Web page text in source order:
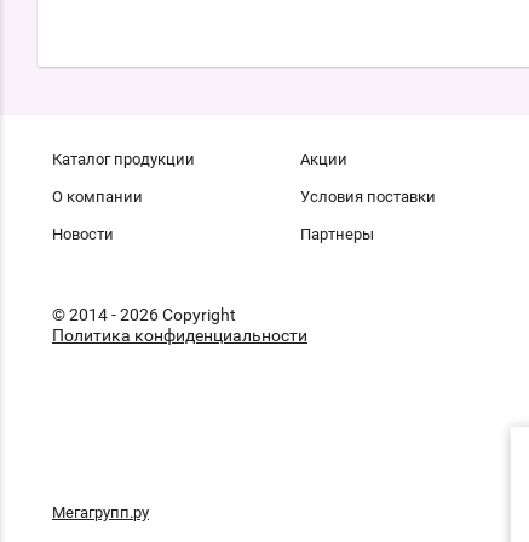
Каталог продукции
О компании
Новости
Акции
Условия поставки
Партнеры
© 2014 - 2026 Copyright
Политика конфиденциальности
Мегагрупп.ру